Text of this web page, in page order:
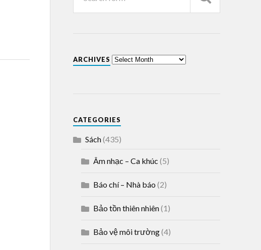
ARCHIVES
CATEGORIES
Sách(435)
Âm nhạc – Ca khúc (5)
Báo chí – Nhà báo (2)
Bảo tồn thiên nhiên(1)
Bảo vệ môi trường(4)